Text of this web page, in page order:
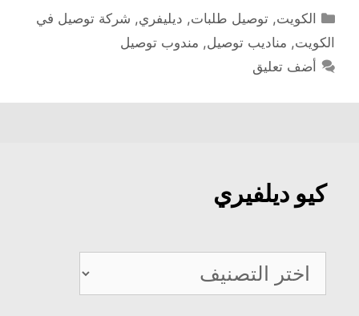
التصنيفات
الكويت,توصيل طلبات, ديليفري, شركة توصيل في
الكويت, مناديب توصيل, مندوب توصيل
أضف تعليق
كيو ديلفيري
كيو
ديلفيري